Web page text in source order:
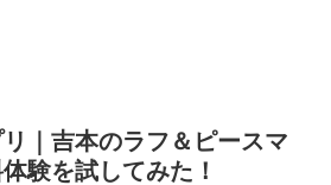
｜吉本のラフ＆ピースマ
験を試してみた！